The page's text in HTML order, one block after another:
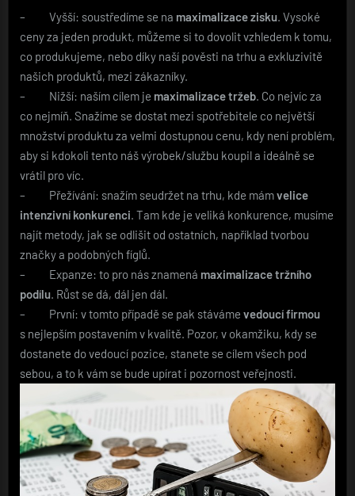
– Vyšší: soustředíme se na maximalizace zisku. Vysoké
ceny za jeden produkt, můžeme si to dovolit vzhledem k tomu,
co produkujeme, nebo díky naší pověsti na trhu a exkluzivitě
našich produktů, mezi zákazníky.
– Nižší: naším cílem je maximalizace tržeb. Co nejvíc za
co nejmíň. Snažíme se dostat mezi spotřebitele co největší
množství produktu za velmi dostupnou cenu, kdy není problém,
aby si kdokoli tento náš výrobek/službu koupil a ideálně se
vrátil pro víc.
– Přežívání: snažím seudržet na trhu, kde mámvelice
intenzivní konkurenci. Tam kde je veliká konkurence, musíme
najít metody, jak se odlišit od ostatních, například tvorbou
značky a podobných fíglů.
– Expanze: to pro nás znamená maximalizace tržního
podílu. Růst se dá, dál jen dál.
– První: v tomto případě se pak stáváme vedoucí firmou
s nejlepším postavením v kvalitě. Pozor, v okamžiku, kdy se
dostanete do vedoucí pozice, stanete se cílem všech pod
sebou, a to k vám se bude upírat i pozornost veřejnosti.